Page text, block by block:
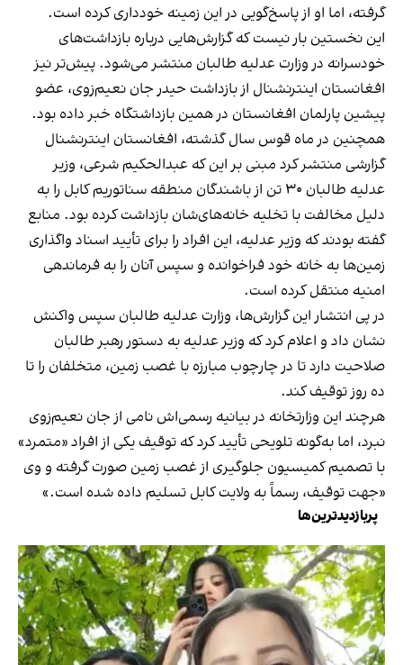
گرفته، اما او از پاسخ‌گویی در این زمینه خودداری کرده است.
این نخستین بار نیست که گزارش‌هایی درباره بازداشت‌های
خودسرانه در وزارت عدلیه طالبان منتشر می‌شود. پیش‌تر نیز
افغانستان اینترنشنال از بازداشت حیدر جان نعیم‌زوی، عضو
پیشین پارلمان افغانستان در همین بازداشتگاه خبر داده بود.
همچنین در ماه قوس سال گذشته، افغانستان اینترنشنال
گزارشی منتشر کرد مبنی بر این که عبدالحکیم شرعی، وزیر
عدلیه طالبان ۳۰ تن از باشندگان منطقه سناتوریم کابل را به
دلیل مخالفت با تخلیه خانه‌های‌شان بازداشت کرده بود. منابع
گفته بودند که وزیر عدلیه، این افراد را برای تأیید اسناد واگذاری
زمین‌ها به خانه خود فراخوانده و سپس آنان را به فرماندهی
امنیه منتقل کرده است.
در پی انتشار این گزارش‌ها، وزارت عدلیه طالبان سپس واکنش
نشان داد و اعلام کرد که وزیر عدلیه به دستور رهبر طالبان
صلاحیت دارد تا در چارچوب مبارزه با غصب زمین، متخلفان را تا
ده روز توقیف کند.
هرچند این وزارتخانه در بیانیه رسمی‌اش نامی از جان نعیم‌زوی
نبرد، اما به‌گونه تلویحی تأیید کرد که توقیف یکی از افراد «متمرد»
با تصمیم کمیسیون جلوگیری از غصب زمین صورت گرفته و وی
«جهت توقیف، رسماً به ولایت کابل تسلیم داده شده است.»
پربازدیدترین‌ها